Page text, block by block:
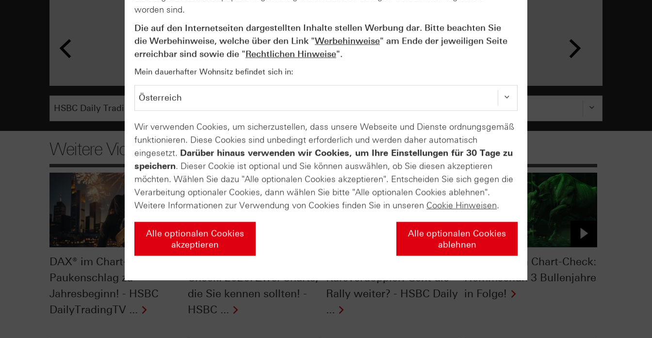
AUGUST
07
Wie lange bleibt der DAX® in
Rekordlaune? - ntv Zertifikate
07.08.26
Weitere Videos
DAX® im Chart-Check:
Paukenschlag zu
Jahresbeginn! - HSBC
DailyTradingTV ...
Check: 2026: Zwei Charts,
die Sie kennen sollten! -
HSBC ...
Kursverdoppler: Geht die
Rally weiter? - HSBC Daily
...
S&P 500® im Chart-Check:
Hemmschuh 3 Bullenjahre
in Folge!
worden sind.
Die auf den Internetseiten dargestellten Inhalte stellen Werbung dar. Bitte beachten Sie
die Werbehinweise, welche über den Link "Werbehinweise" am Ende der jeweiligen Seite
erreichbar sind sowie die "Rechtlichen Hinweise".
Mein dauerhafter Wohnsitz befindet sich in:
Wir verwenden Cookies, um sicherzustellen, dass unsere Webseite und Dienste ordnungsgemäß
funktionieren. Diese Cookies sind unbedingt erforderlich und werden daher automatisch
eingesetzt. Darüber hinaus verwenden wir Cookies, um Ihre Einstellungen für 30 Tage zu
speichern. Dieser Cookie ist optional und Sie können auswählen, ob Sie diesen akzeptieren
möchten. Wählen Sie dazu "Alle optionalen Cookies akzeptieren". Entscheiden Sie sich gegen die
Verarbeitung optionaler Cookies, dann wählen Sie bitte "Alle optionalen Cookies ablehnen".
Weitere Informationen zur Verwendung von Cookies finden Sie in unseren Cookie Hinweisen.
Alle optionalen Cookies
akzeptieren
Alle optionalen Cookies
ablehnen